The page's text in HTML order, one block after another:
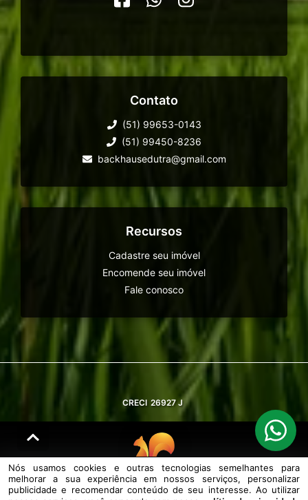
Contato
(51) 99653-0143
(51) 99450-8236
backhausedutra@gmail.com
Recursos
Cadastre seu imóvel
Encomende seu imóvel
Fale conosco
CRECI 26927 J
© DESENVOLVIDO PELAAGIL.NET
Nós usamos cookies e outras tecnologias semelhantes para
melhorar a sua experiência em nossos serviços, personalizar
publicidade e recomendar conteúdo de seu interesse. Ao utilizar